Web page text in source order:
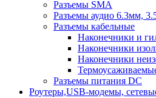
Разъемы SMA
Разъемы аудио 6.3мм,
Разъемы кабельные
Наконечники и
Наконечники
Наконечники
Разъемы питания DC
Роутеры,USB-модемы,